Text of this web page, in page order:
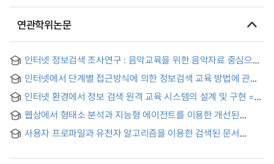
연관학위논문
인터넷 정보검색 조사연구 : 음악교육을 위한 음악자료 중심으로
인터넷에서 단계별 접근방식에 의한 정보검색 교육 방법에 관한
연구
인터넷 환경에서 정보 검색 원격 교육 시스템의 설계 및 구현 =
Design and Implementation of a Distance Education
System for Information Search on the Internet
Environments
웹상에서 형태소 분석과 지능형 에이전트를 이용한 개선된
정보검색 방법
사용자 프로파일과 유전자 알고리즘을 이용한 검색된 문서